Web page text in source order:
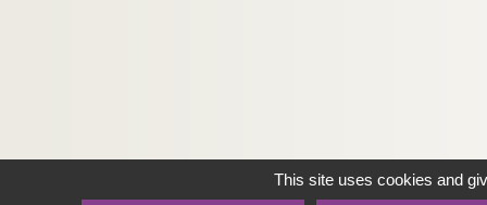
This site uses cookies and